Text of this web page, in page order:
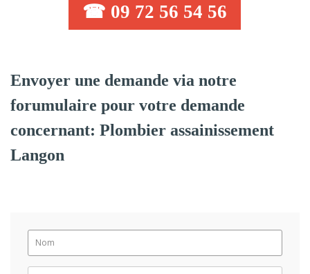
☎ 09 72 56 54 56
Envoyer une demande via notre
forumulaire pour votre demande
concernant: Plombier assainissement
Langon